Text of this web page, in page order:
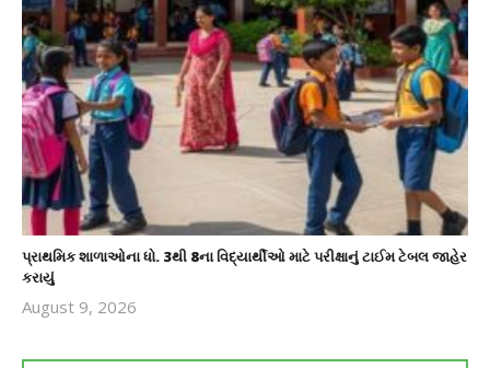
પ્રાથમિક શાળાઓના ધો. 3થી 8ના વિદ્યાર્થીઓ માટે પરીક્ષાનું ટાઈમ ટેબલ જાહેર
કરાયું
August 9, 2026